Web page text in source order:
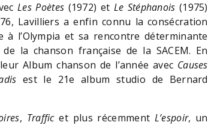
Les Poètes (1972) et Le Stéphanois (1975)
Lavilliers a enfin connu la consécration
l’Olympia et sa rencontre déterminante
la chanson française de la SACEM. En
Album chanson de l’année avec Causes
est le 21e album studio de Bernard
, Trafficet plus récemment L’espoir, un